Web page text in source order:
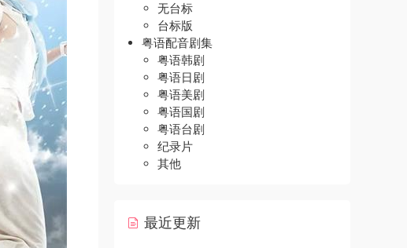
无台标
台标版
粤语配音剧集
粤语韩剧
粤语日剧
粤语美剧
粤语国剧
粤语台剧
纪录片
其他
最近更新